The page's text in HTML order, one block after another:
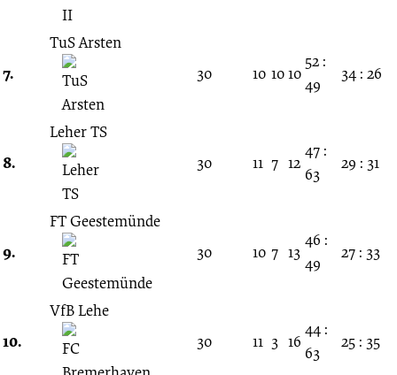
7.
TuS Arsten
30
10 1010
52 :
49
34 : 26
8.
Leher TS
30
11 7 12
47 :
63
29 : 31
9.
FT Geestemünde
30
10 7 13
46 :
49
27 : 33
10.
VfB Lehe
30
11 3 16
44 :
63
25 : 35